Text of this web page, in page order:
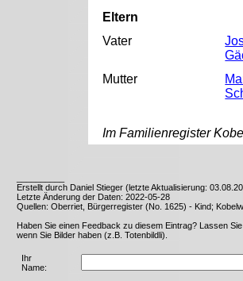
Eltern
Vater
Mutter
Im Familienregister
Erstellt durch Daniel Stieger (letzte Aktualisierung:
Letzte Änderung der Daten: 2022-05-28
Quellen: Oberriet, Bürgerregister (No. 1625) - Kind;
Haben Sie einen Feedback zu diesem Eintrag? Lassen
wenn Sie Bilder haben (z.B. Totenbildli).
Ihr
Name: